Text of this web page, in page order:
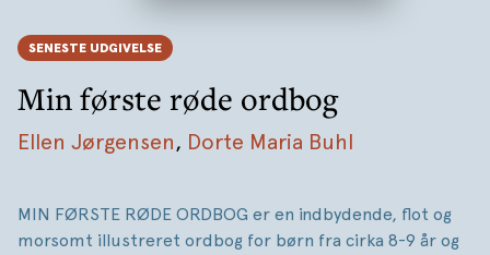
SENESTE UDGIVELSE
Min første røde ordbog
Ellen Jørgensen, Dorte Maria Buhl
MIN FØRSTE RØDE ORDBOG er en indbydende, flot og
morsomt illustreret ordbog for børn fra cirka 8-9 år og